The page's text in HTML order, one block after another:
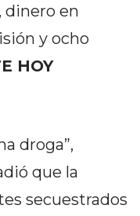
dinero en
y ocho
HOY
droga”,
que la
secuestrados